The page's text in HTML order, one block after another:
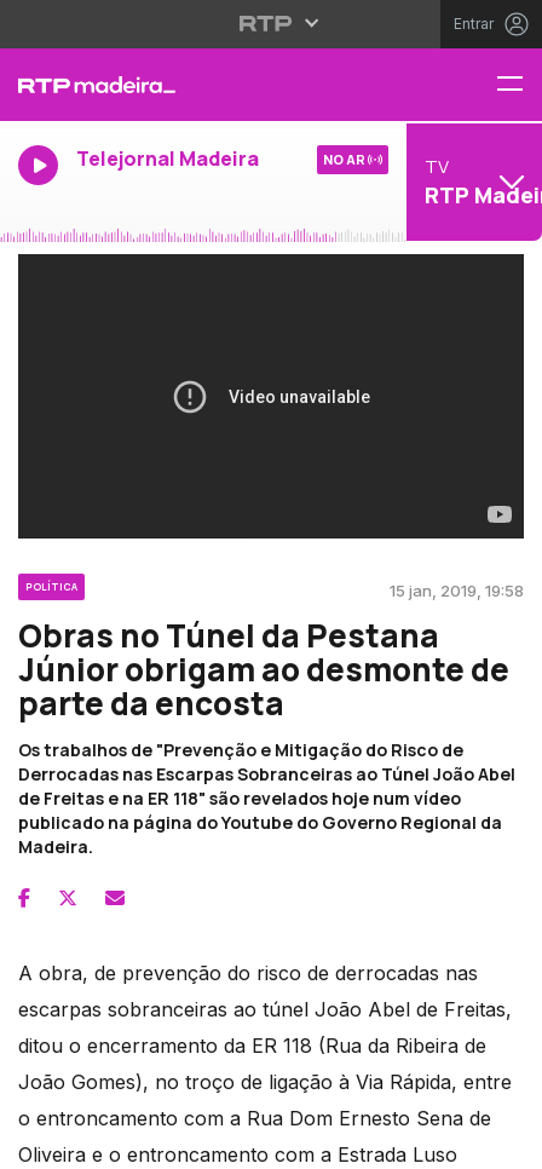
Entrar
Telejornal Madeira NO AR TV
RTP
POLÍTICA 15 jan, 2019, 19:58
Obras no Túnel da Pestana
Júnior obrigam ao desmonte de
parte da encosta
Os trabalhos de "Prevenção e Mitigação do Risco de
Derrocadas nas Escarpas Sobranceiras ao Túnel João Abel
de Freitas e na ER 118" são revelados hoje num vídeo
publicado na página do Youtube do Governo Regional da
Madeira.
A obra, de prevenção do risco de derrocadas nas
escarpas sobranceiras ao túnel João Abel de Freitas,
ditou o encerramento da ER 118 (Rua da Ribeira de
João Gomes), no troço de ligação à Via Rápida, entre
o entroncamento com a Rua Dom Ernesto Sena de
Oliveira e o entroncamento com a Estrada Luso